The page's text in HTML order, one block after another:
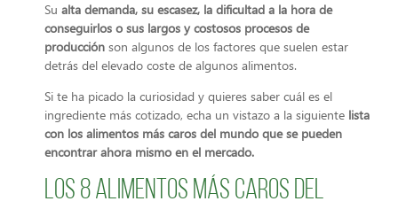
Su alta demanda, su escasez, la dificultad a la hora de
conseguirlos o sus largos y costosos procesos de
producción son algunos de los factores que suelen estar
detrás del elevado coste de algunos alimentos.
Si te ha picado la curiosidad y quieres saber cuál es el
ingrediente más cotizado, echa un vistazo a la siguiente lista
con los alimentos más caros del mundo que se pueden
encontrar ahora mismo en el mercado.
Los 8 alimentos más caros del